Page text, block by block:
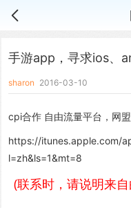
手游app，寻求ios、
sharon 2016-03-10
cpi合作 自由流量平台，网
https://itunes.apple.com/
l=zh&ls=1&mt=8
(联系时，请说明来